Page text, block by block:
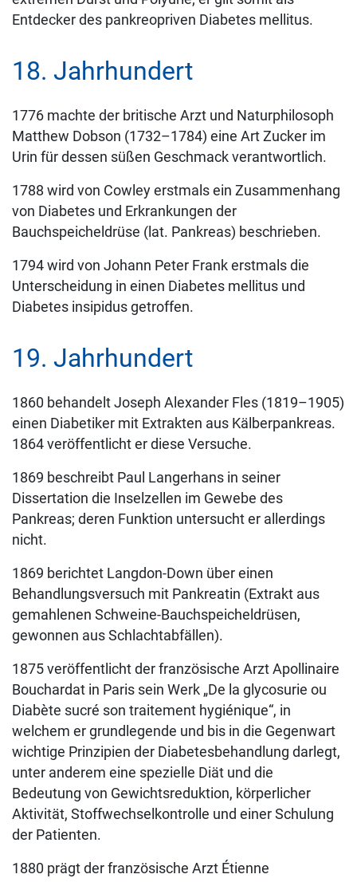
Entdecker des pankreopriven Diabetes mellitus.
18. Jahrhundert
1776 machte der britische Arzt und Naturphilosoph
Matthew Dobson (1732–1784) eine Art Zucker im
Urin für dessen süßen Geschmack verantwortlich.
1788 wird von Cowley erstmals ein Zusammenhang
von Diabetes und Erkrankungen der
Bauchspeicheldrüse (lat. Pankreas) beschrieben.
1794 wird von Johann Peter Frank erstmals die
Unterscheidung in einen Diabetes mellitus und
Diabetes insipidus getroffen.
19. Jahrhundert
1860 behandelt Joseph Alexander Fles (1819–1905)
einen Diabetiker mit Extrakten aus Kälberpankreas.
1864 veröffentlicht er diese Versuche.
1869 beschreibt Paul Langerhans in seiner
Dissertation die Inselzellen im Gewebe des
Pankreas; deren Funktion untersucht er allerdings
nicht.
1869 berichtet Langdon-Down über einen
Behandlungsversuch mit Pankreatin (Extrakt aus
gemahlenen Schweine-Bauchspeicheldrüsen,
gewonnen aus Schlachtabfällen).
1875 veröffentlicht der französische Arzt Apollinaire
Bouchardat in Paris sein Werk „De la glycosurie ou
Diabète sucré son traitement hygiénique“, in
welchem er grundlegende und bis in die Gegenwart
wichtige Prinzipien der Diabetesbehandlung darlegt,
unter anderem eine spezielle Diät und die
Bedeutung von Gewichtsreduktion, körperlicher
Aktivität, Stoffwechselkontrolle und einer Schulung
der Patienten.
1880 prägt der französische Arzt Étienne